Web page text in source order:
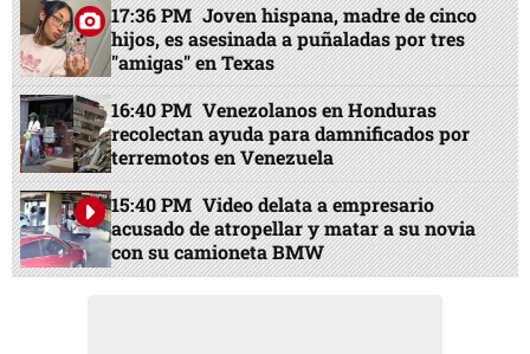
17:36 PM Joven hispana, madre de cinco
hijos, es asesinada a puñaladas por tres
"amigas" en Texas
16:40 PM Venezolanos en Honduras
recolectan ayuda para damnificados por
terremotos en Venezuela
15:40 PM Video delata a empresario
acusado de atropellar y matar a su novia
con su camioneta BMW